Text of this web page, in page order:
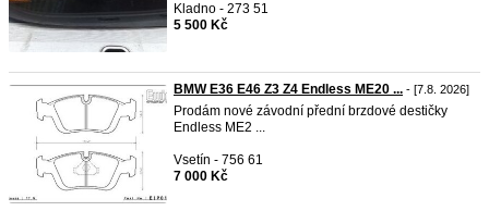
Kladno - 273 51
5 500 Kč
BMW E36 E46 Z3 Z4 Endless ME20 ... - [7.8. 2026]
Prodám nové závodní přední brzdové destičky
Endless ME2 ...
Vsetín - 756 61
7 000 Kč